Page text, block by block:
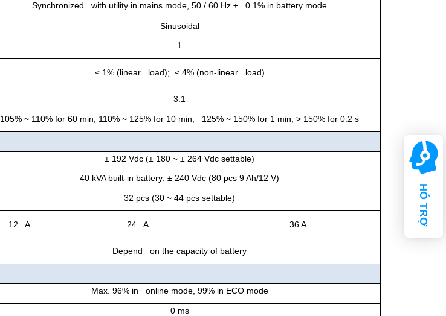
HỖ TRỢ
Synchronized with utility in mains mode,50 / 60 Hz± 0.1% in battery mode
Sinusoidal
1
≤ 1% (linear load); ≤ 4%(non-linear load)
3:1
105% ~ 110% for 60 min, 110% ~ 125% for 10 min, 125% ~ 150% for 1 min, > 150% for 0.2 s
± 192 Vdc (± 180 ~ ± 264 Vdc settable)
40 kVA built-in battery: ± 240 Vdc (80 pcs 9 Ah/12 V)
32 pcs (30 ~ 44 pcs settable)
12 A 24 A 36 A
Depend on the capacity of battery
Max. 96% in online mode, 99% in ECO mode
0 ms